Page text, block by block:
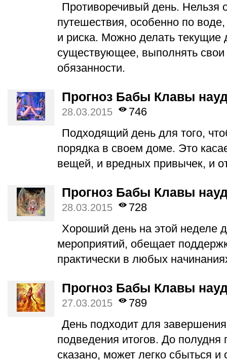
Противоречивый день. Нельзя
путешествия, особенно по
и риска. Можно делать текущие
существующее, выполнять
обязанности.
Прогноз Бабы Клавы
28.03.2015
746
Подходящий день для того,
порядка в своем доме. Это
вещей, и вредных привычек, и
Прогноз Бабы Клавы
28.03.2015
728
Хороший день на этой неделе
мероприятий, обещает
практически в любых
Прогноз Бабы Клавы
27.03.2015
789
День подходит для
подведения итогов. До полудня
сказано, может легко сбыться и